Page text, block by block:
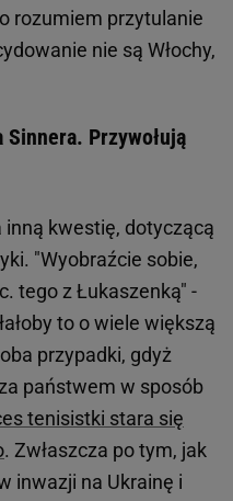
rozumiem przytulanie
nie są Włochy,
Przywołują
kwestię, dotyczącą
"Wyobraźcie sobie,
tego z Łukaszenką" -
to o wiele większą
przypadki, gdyż
państwem w sposób
tenisistki stara się
. Zwłaszcza po tym, jak
inwazji na Ukrainę i